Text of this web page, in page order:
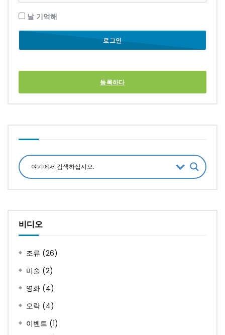
날 기억해
등록하다
비디오
조류 (26)
미술 (2)
영화 (4)
오락 (4)
이벤트 (1)